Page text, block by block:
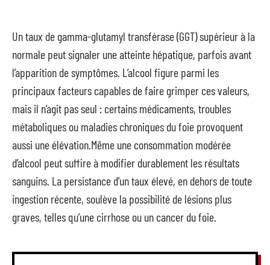
Un taux de gamma-glutamyl transférase (GGT) supérieur à la
normale peut signaler une atteinte hépatique, parfois avant
l’apparition de symptômes. L’alcool figure parmi les
principaux facteurs capables de faire grimper ces valeurs,
mais il n’agit pas seul : certains médicaments, troubles
métaboliques ou maladies chroniques du foie provoquent
aussi une élévation.Même une consommation modérée
d’alcool peut suffire à modifier durablement les résultats
sanguins. La persistance d’un taux élevé, en dehors de toute
ingestion récente, soulève la possibilité de lésions plus
graves, telles qu’une cirrhose ou un cancer du foie.